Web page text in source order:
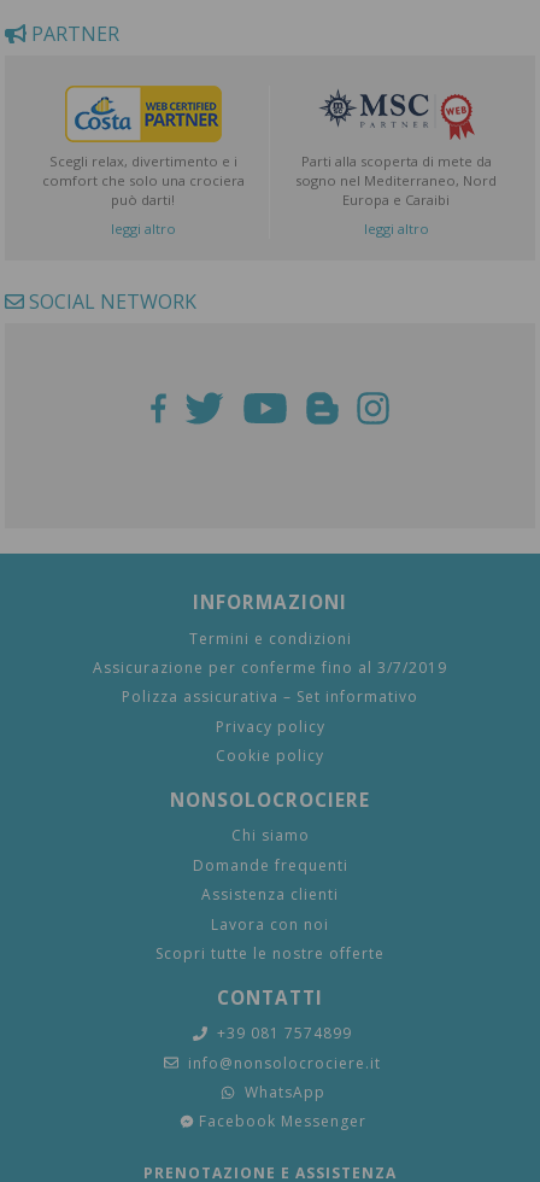
PARTNER
Scegli relax, divertimento e i
comfort che solo una crociera
può darti!
leggi altro
Parti alla scoperta di mete da
sogno nel Mediterraneo, Nord
Europa e Caraibi
leggi altro
SOCIAL NETWORK
INFORMAZIONI
Termini e condizioni
Assicurazione per conferme fino al 3/7/2019
Polizza assicurativa – Set informativo
Privacy policy
Cookie policy
NONSOLOCROCIERE
Chi siamo
Domande frequenti
Assistenza clienti
Lavora con noi
Scopri tutte le nostre offerte
CONTATTI
+39 081 7574899
info@nonsolocrociere.it
WhatsApp
Facebook Messenger
PRENOTAZIONE E ASSISTENZA